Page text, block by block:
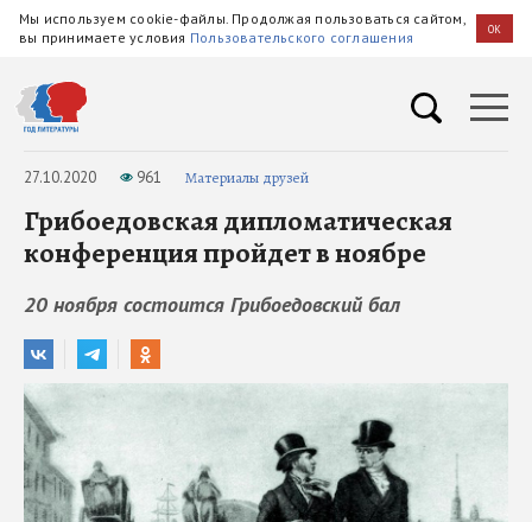
Мы используем cookie-файлы. Продолжая пользоваться сайтом,
вы принимаете условия Пользовательского соглашения OK
27.10.2020 961 Материалы друзей
Грибоедовская дипломатическая
конференция пройдет в ноябре
20 ноября состоится Грибоедовский бал